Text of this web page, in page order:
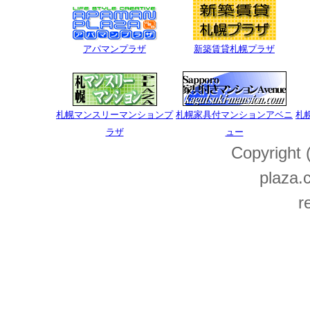
アパマンプラザ 新築賃貸札幌プラザ
札幌マンスリーマンションプ
ラザ
札幌家具付マンションアベニ
ュー
札
Copyright